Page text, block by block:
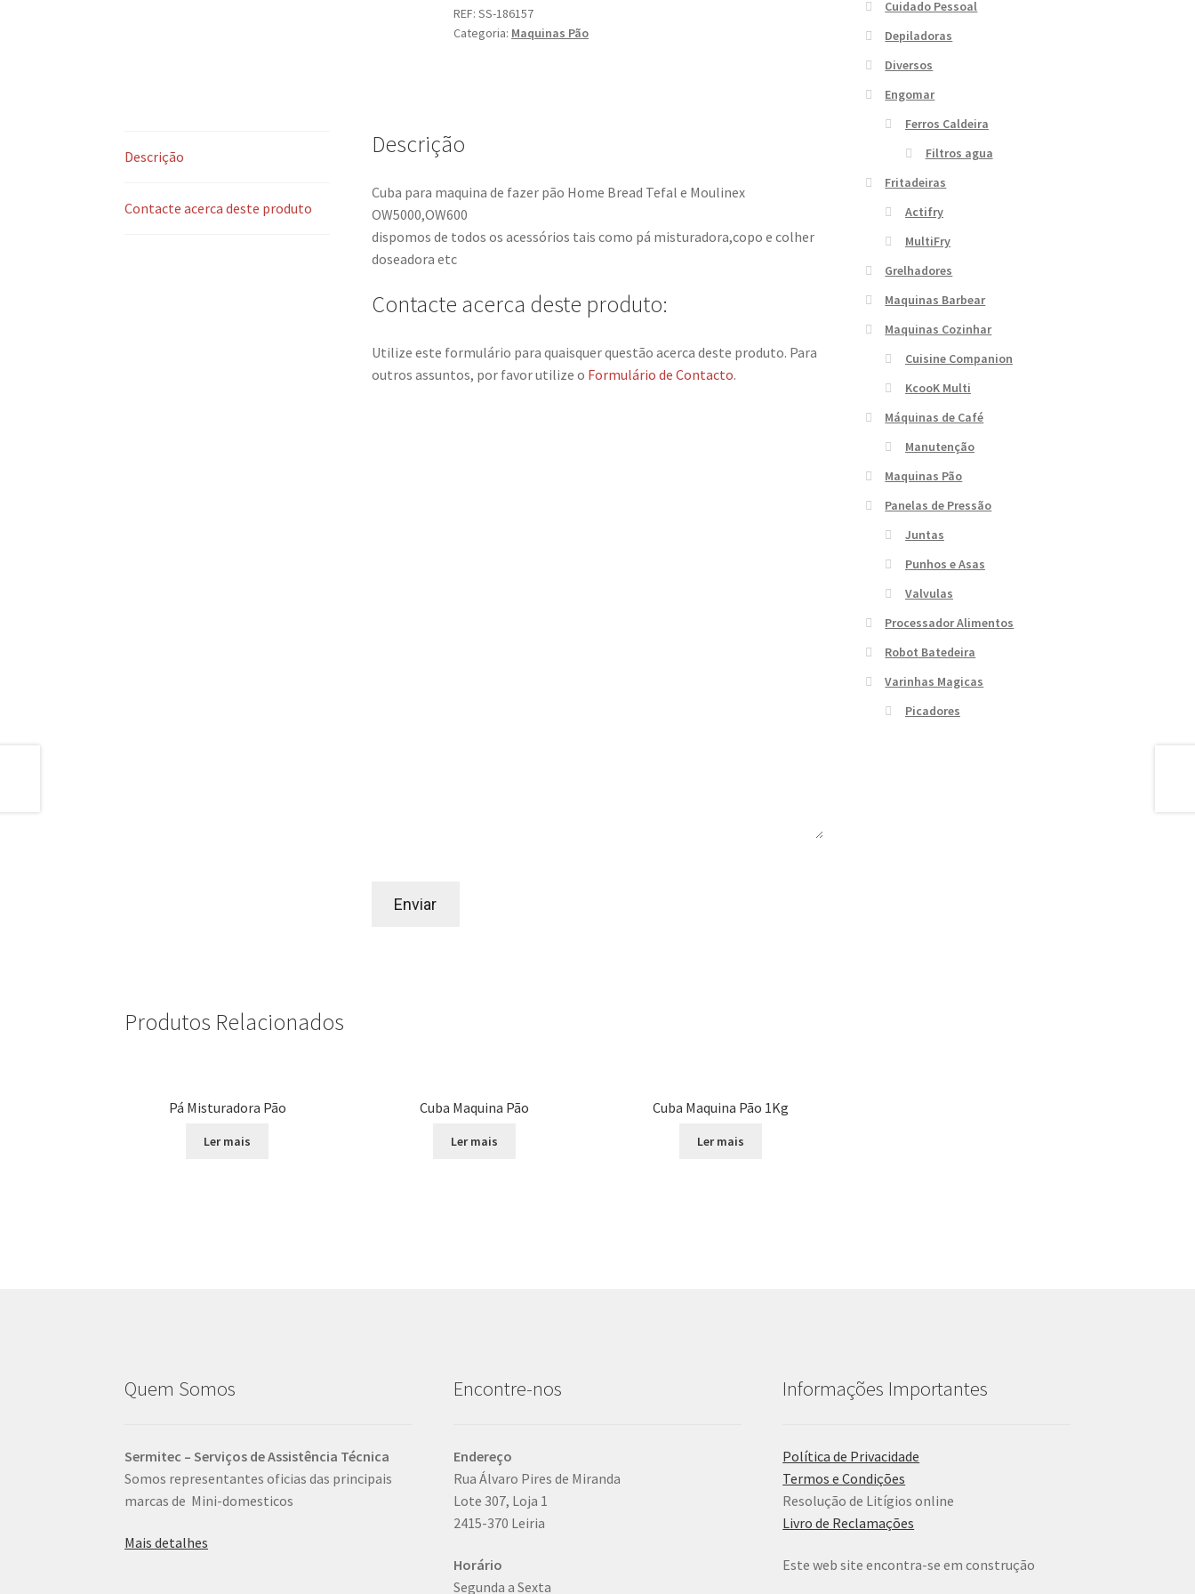
REF:SS-186157
Categoria: Maquinas Pão
Descrição
Contacte acerca deste produto
Descrição
Cuba para maquina de fazer pão Home Bread Tefal e Moulinex
OW5000,OW600
dispomos de todos os acessórios tais como pá misturadora,copo e colher
doseadora etc
Contacte acerca deste produto:
Utilize este formulário para quaisquer questão acerca deste produto. Para
outros assuntos, por favor utilize o Formulário de Contacto.
Produtos Relacionados
Pá Misturadora Pão
Ler mais
Cuba Maquina Pão
Ler mais
Cuba Maquina Pão 1Kg
Ler mais
Cuidado Pessoal
Depiladoras
Diversos
Engomar
Ferros Caldeira
Filtros agua
Fritadeiras
Actifry
MultiFry
Grelhadores
Maquinas Barbear
Maquinas Cozinhar
Cuisine Companion
KcooK Multi
Máquinas de Café
Manutenção
Maquinas Pão
Panelas de Pressão
Juntas
Punhos e Asas
Valvulas
Processador Alimentos
Robot Batedeira
Varinhas Magicas
Picadores
Quem Somos
Sermitec – Serviços de Assistência Técnica
Somos representantes oficias das principais
marcas de Mini-domesticos
Mais detalhes
Encontre-nos
Endereço
Rua Álvaro Pires de Miranda
Lote 307, Loja 1
2415-370 Leiria
Horário
Segunda a Sexta
Informações Importantes
Política de Privacidade
Termos e Condições
Resolução de Litígios online
Livro de Reclamações
Este web site encontra-se em construção